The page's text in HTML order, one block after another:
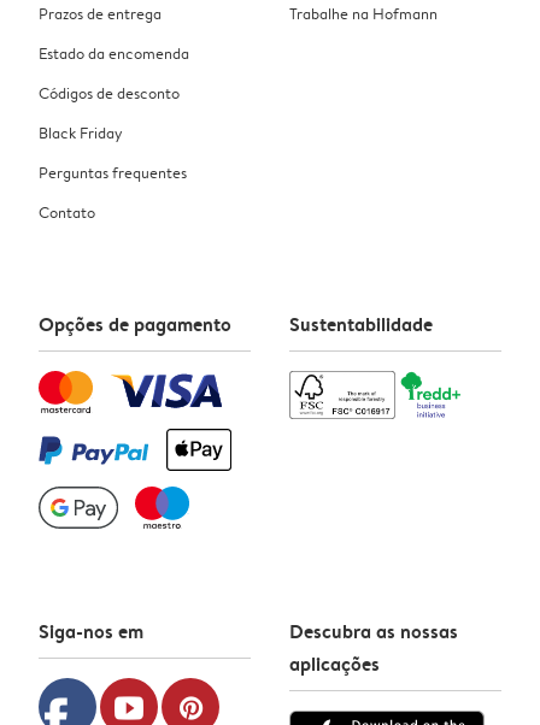
Prazos de entrega
Estado da encomenda
Códigos de desconto
Black Friday
Perguntas frequentes
Contato
Trabalhe na Hofmann
Opções de pagamento Sustentabilidade
Siga-nos em
youtube pinterest
Descubra as nossas
aplicações